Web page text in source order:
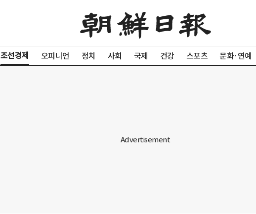
조선경제 오피니언 정치 사회 국제 건강 스포츠 문화·연예